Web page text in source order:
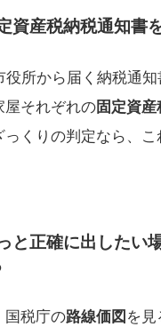
資産税納税通知書
役所から届く納税通知
屋それぞれの固定資産
くりの判定なら、こ
と正確に出したい
国税庁の路線価図 を見